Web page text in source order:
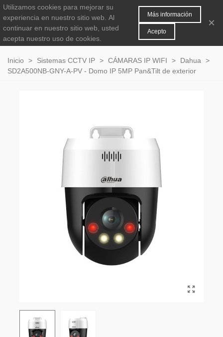
0
Inicio > Sistemas CCTV IP > CÁMARAS IP WIFI > Dahua
>
SD2A500NB-GNY-A-PV - Domo IP 5MP Pan&Tilt de exterior
Utilizamos cookies para mejorar su
experiencia en nuestro sitio web. Al
continuar en nuestro sitio web, usted
acepta nuestro uso de cookies.
Más información
Acepto
×